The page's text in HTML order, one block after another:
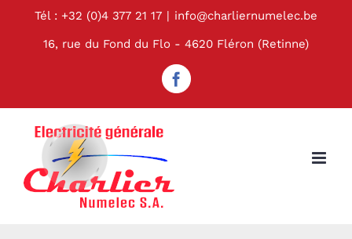
PasserTél : +32 (0)4 377 21 17 | info@charliernumelec.be
16, rue du Fond du Flo - 4620 Fléron (Retinne)
Facebook